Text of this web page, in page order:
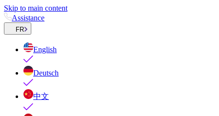
Skip to main content
Assistance
FR
English
Deutsch
中文